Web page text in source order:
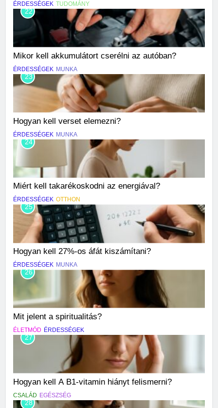
ÉRDESSÉGEK TUDOMÁNY
22
Mikor kell akkumulátort cserélni az autóban?
ÉRDESSÉGEK MUNKA
23
Hogyan kell verset elemezni?
ÉRDESSÉGEK MUNKA
24
Miért kell takarékoskodni az energiával?
ÉRDESSÉGEK OTTHON
25
Hogyan kell 27%-os áfát kiszámítani?
ÉRDESSÉGEK MUNKA
26
Mit jelent a spiritualitás?
ÉLETMÓD ÉRDESSÉGEK
27
Hogyan kell A B1-vitamin hiányt felismerni?
CSALÁD EGÉSZSÉG
28